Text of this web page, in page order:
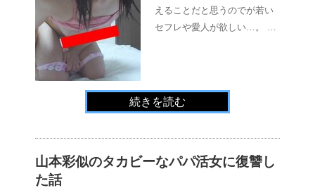
えることだと思うのでが若い
セフレや愛人が欲しい…。 …
続きを読む
山本彩似のタカビーなパパ活女に復讐し
た話